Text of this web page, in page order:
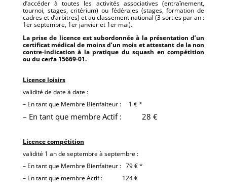
d’accéder à toutes les activités associatives (entraînement,
tournoi, stages, critérium) ou fédérales (stages, formation de
cadres et d’arbitres) et au classement national (3 sorties par an :
1er septembre, 1er janvier et 1er mai).
La prise de licence est subordonnée à la présentation d’un
certificat médical de moins d’un mois et attestant de la non
contre-indication à la pratique du squash en compétition
ou du cerfa 15669-01.
Licence loisirs
validité de date à date :
– En tant que Membre Bienfaiteur : 1 € *
– En tant que membre Actif : 28 €
Licence compétition
validité 1 an de septembre à septembre :
– En tant que Membre Bienfaiteur : 79 € *
– En tant que membre Actif : 124 €